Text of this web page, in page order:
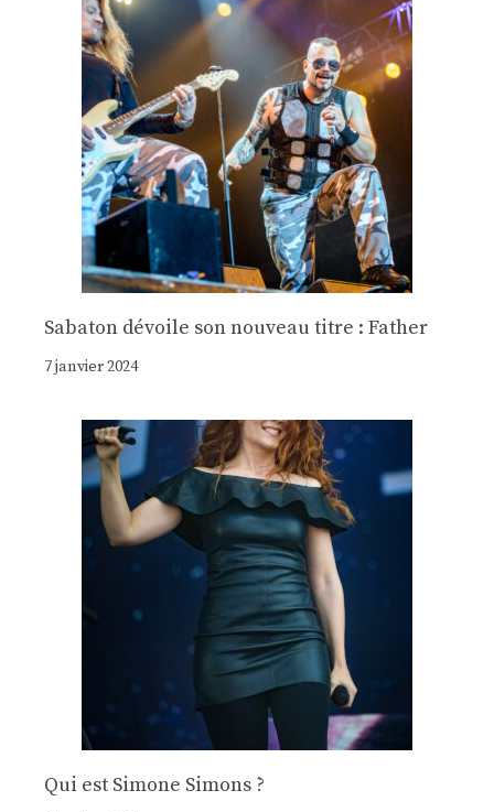
Sabaton dévoile son nouveau titre : Father
7 janvier 2024
Qui est Simone Simons ?